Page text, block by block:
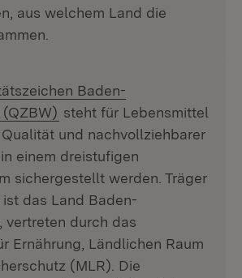
aus welchem Land die
Baden-
(Öffnet in neuem Fenster)
steht für Lebensmittel
und nachvollziehbarer
einem dreistufigen
sichergestellt werden. Träger
das Land Baden-
vertreten durch das
Ernährung, Ländlichen Raum
(MLR). Die